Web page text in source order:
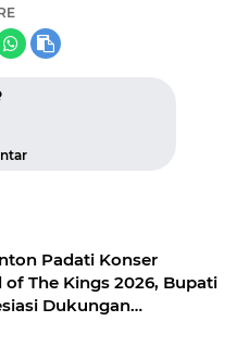
Padati Konser
of The Kings 2026, Bupati
Dukungan